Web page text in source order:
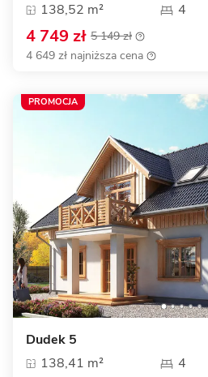
138,52 m²
4
4 749 zł 5 149 zł
4 649 zł najniższa cena
Dudek 5
138,41 m²
4
PROMOCJA